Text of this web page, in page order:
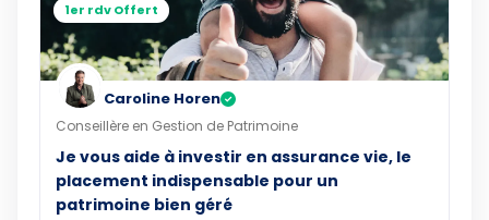
1er rdv Offert
Caroline Horen ✓
Conseillère en Gestion de Patrimoine
Je vous aide à investir en assurance vie, le
placement indispensable pour un
patrimoine bien géré